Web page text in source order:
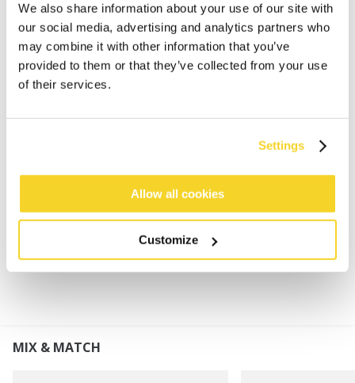
We also share information about your use of our site with
our social media, advertising and analytics partners who
may combine it with other information that you’ve
provided to them or that they’ve collected from your use
of their services.
Settings
Allow all cookies
Customize
BESCHRIJVING
Klassieke BARTS handschoenen
Superzacht en rekbaar
Pluizige voering
eigenschappen van dit garen, dit kan met de hand
of met een ontpiller worden verwijderd
MATERIAAL EN DETAILS
MIX & MATCH